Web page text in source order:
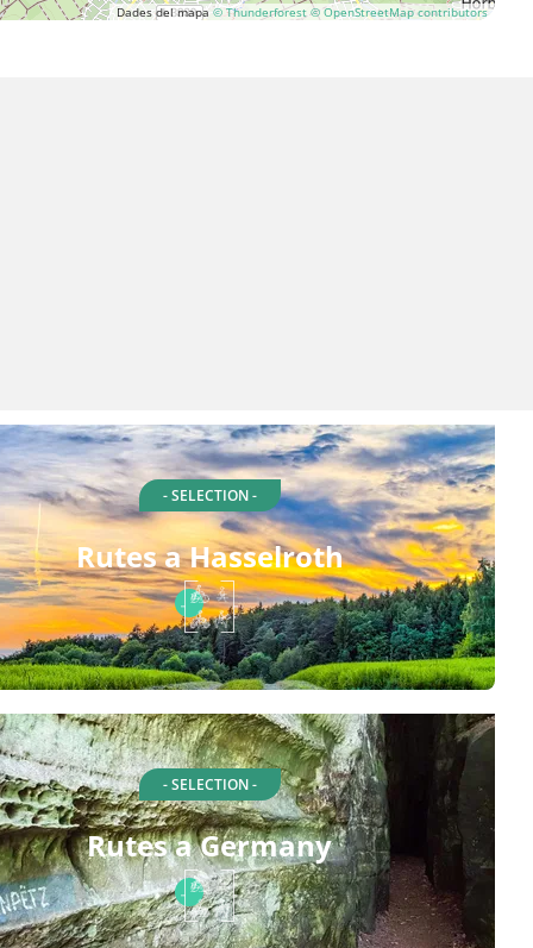
Dades del mapa© Thunderforest © OpenStreetMap contributors
- SELECTION -
Rutes a Hasselroth
- SELECTION -
Rutes a Germany